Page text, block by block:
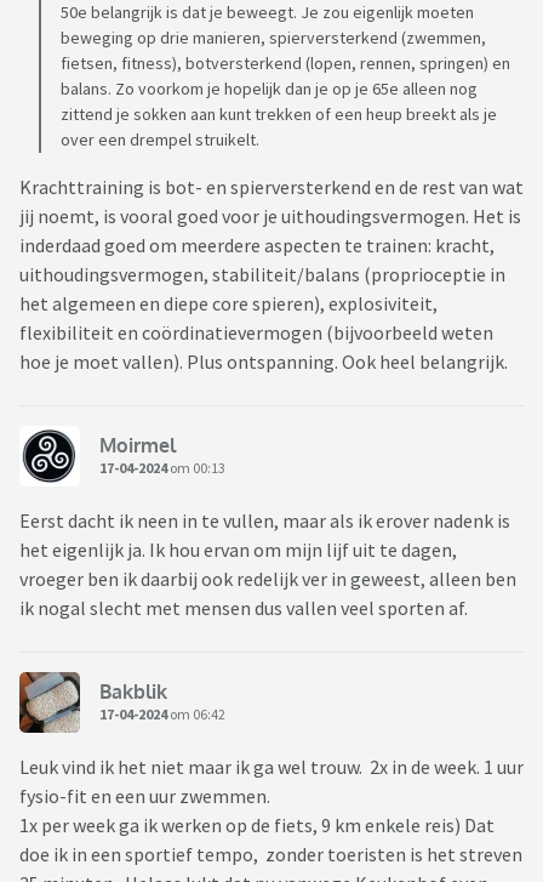
50e belangrijk is dat je beweegt. Je zou eigenlijk moeten
beweging op drie manieren, spierversterkend (zwemmen,
fietsen, fitness), botversterkend (lopen, rennen, springen) en
balans. Zo voorkom je hopelijk dan je op je 65e alleen nog
zittend je sokken aan kunt trekken of een heup breekt als je
over een drempel struikelt.
Krachttraining is bot- en spierversterkend en de rest van wat
jij noemt, is vooral goed voor je uithoudingsvermogen. Het is
inderdaad goed om meerdere aspecten te trainen: kracht,
uithoudingsvermogen, stabiliteit/balans (proprioceptie in
het algemeen en diepe core spieren), explosiviteit,
flexibiliteit en coördinatievermogen (bijvoorbeeld weten
hoe je moet vallen). Plus ontspanning. Ook heel belangrijk.
Moirmel
17-04-2024om 00:13
Eerst dacht ik neen in te vullen, maar als ik erover nadenk is
het eigenlijk ja. Ik hou ervan om mijn lijf uit te dagen,
vroeger ben ik daarbij ook redelijk ver in geweest, alleen ben
ik nogal slecht met mensen dus vallen veel sporten af.
Bakblik
17-04-2024om 06:42
Leuk vind ik het niet maar ik ga wel trouw. 2x in de week. 1 uur
fysio-fit en een uur zwemmen.
1x per week ga ik werken op de fiets, 9 km enkele reis) Dat
doe ik in een sportief tempo, zonder toeristen is het streven